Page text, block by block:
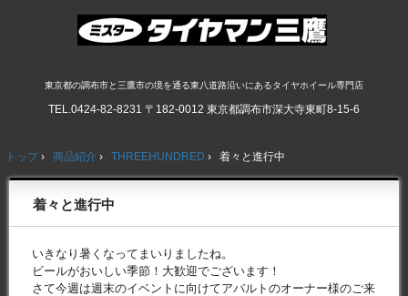
東京都の調布市と三鷹市の境を通る東八道路沿いにあるタイヤホイール専門店
TEL.0424-82-8231 〒182-0012 東京都調布市深大寺東町8-15-6
トップ › 商品紹介 › THREEHUNDRED › 着々と進行中
着々と進行中
いきなり暑くなってまいりましたね。
ビールがおいしい季節！大歓迎でございます！
さて今週は週末のイベントに向けてアバルトのオーナー様のご来